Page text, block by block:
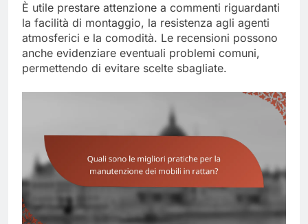
È utile prestare attenzione a commenti riguardanti
la facilità di montaggio, la resistenza agli agenti
atmosferici e la comodità. Le recensioni possono
anche evidenziare eventuali problemi comuni,
permettendo di evitare scelte sbagliate.